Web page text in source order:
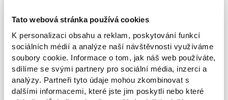
Tato webová stránka používá cookies
K personalizaci obsahu a reklam, poskytování funkcí
sociálních médií a analýze naší návštěvnosti využíváme
soubory cookie. Informace o tom, jak náš web používáte,
sdílíme se svými partnery pro sociální média, inzerci a
analýzy. Partneři tyto údaje mohou zkombinovat s
dalšími informacemi, které jste jim poskytli nebo které
Parametry
Autor: Roman Cílek
Nakladatelství: MarieTurn